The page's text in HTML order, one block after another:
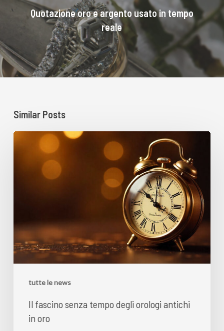
Quotazione oro e argento usato in tempo
reale
Similar Posts
tutte le news
Il fascino senza tempo degli orologi antichi
in oro